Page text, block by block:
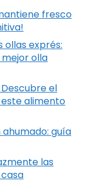
fresco
ollas exprés:
olla
el
alimento
guía
las